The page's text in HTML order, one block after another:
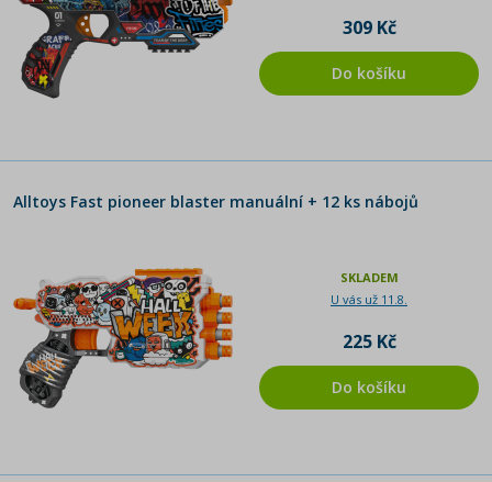
309 Kč
Do košíku
Alltoys Fast pioneer blaster manuální + 12 ks nábojů
SKLADEM
U vás už 11.8.
225 Kč
Do košíku